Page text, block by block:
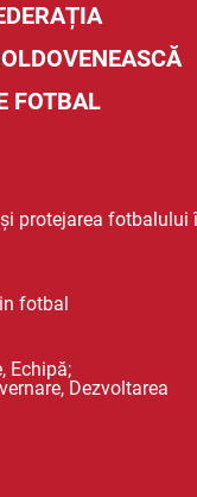
FOTBAL
protejarea fotbalului
fotbal
Echipă;
Dezvoltarea